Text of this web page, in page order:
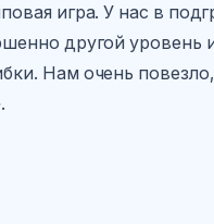
игра. У нас в
другой уровень
Нам очень